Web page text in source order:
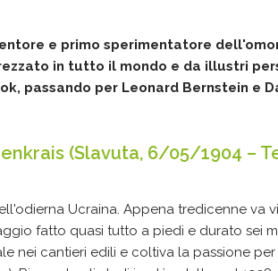
e primo sperimentatore
in tutto il mondo e da illustri
passando per Leonard Bernstein e
(Slavuta, 6/05/1904 –
Ucraina. Appena tredicenne va
fatto quasi tutto a piedi e durato sei
nei cantieri edili e coltiva la passione per